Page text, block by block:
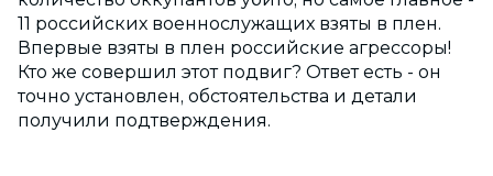
11 российских военнослужащих взяты в плен.
Впервые взяты в плен российские агрессоры!
Кто же совершил этот подвиг? Ответ есть - он
точно установлен, обстоятельства и детали
получили подтверждения.